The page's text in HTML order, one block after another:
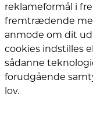
reklameformål i
fremtrædende
anmode om dit
cookies indstilles
sådanne
forudgående
lov.